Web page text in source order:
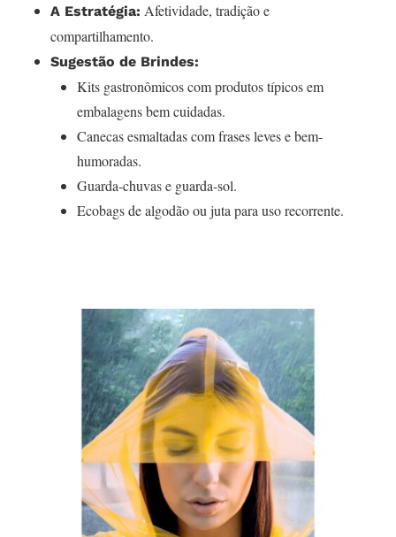
A Estratégia: Afetividade, tradição e
compartilhamento.
Sugestão de Brindes:
Kits gastronômicos com produtos típicos em
embalagens bem cuidadas.
Canecas esmaltadas com frases leves e bem-
humoradas.
Guarda-chuvas e guarda-sol.
Ecobags de algodão ou juta para uso recorrente.